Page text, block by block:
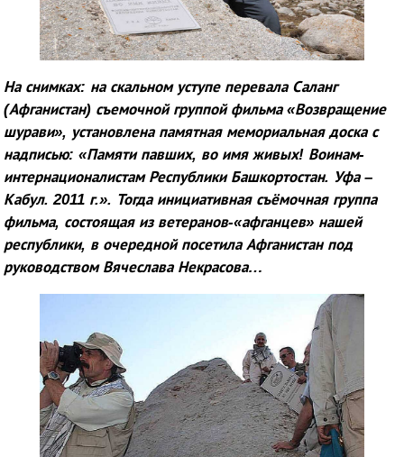
На снимках: на скальном уступе перевала Саланг
(Афганистан) съемочной группой фильма «Возвращение
шурави», установлена памятная мемориальная доска с
надписью: «Памяти павших, во имя живых! Воинам-
интернационалистам Республики Башкортостан. Уфа –
Кабул. 2011 г.». Тогда инициативная съёмочная группа
фильма, состоящая из ветеранов-«афганцев» нашей
республики, в очередной посетила Афганистан под
руководством Вячеслава Некрасова…